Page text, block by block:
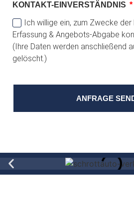
KONTAKT-EINVERSTÄNDNIS
Ich willige ein, zum Zwecke
Erfassung & Angebots-Abgabe
(Ihre Daten werden anschließend
gelöscht.)
ANFRAGE